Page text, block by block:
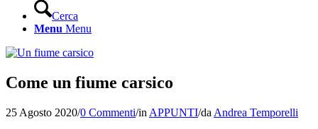
Cerca
Menu Menu
Come un fiume carsico
25 Agosto 2020/0 Commenti/in APPUNTI/da Andrea Temporelli